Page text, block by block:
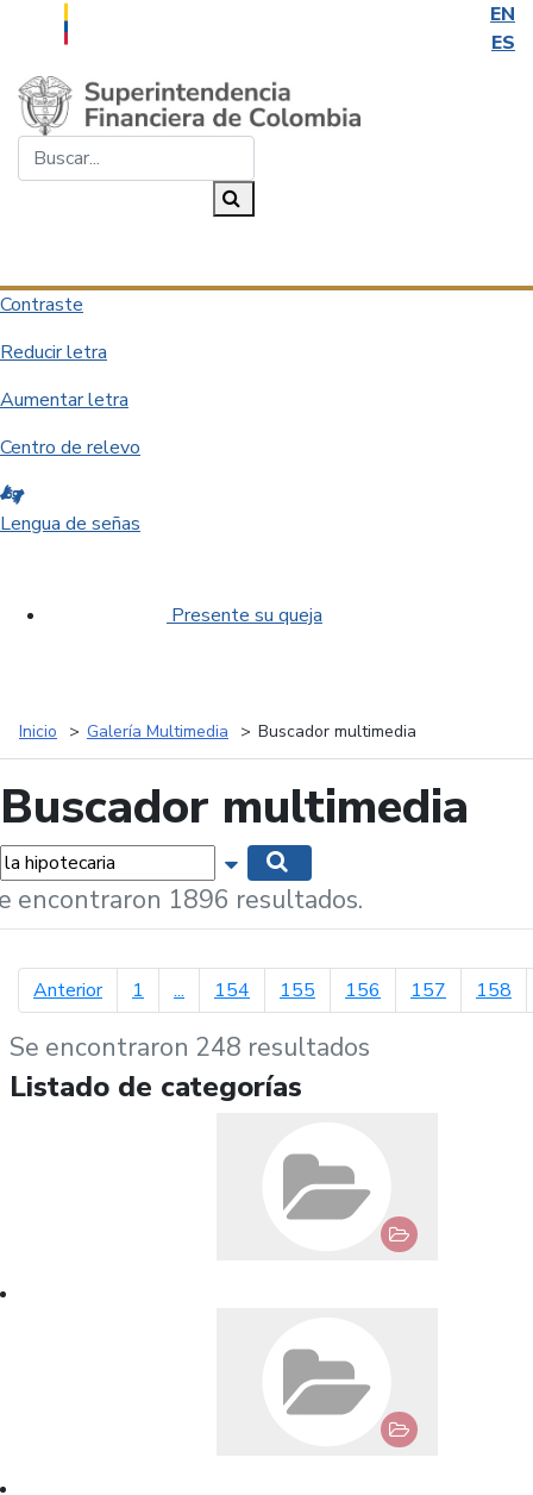
EN
ES
Saltar al contenido principal
Contraste
Reducir letra
Aumentar letra
Centro de relevo
Lengua de señas
Presente su queja
Inicio Galería Multimedia Buscador multimedia
Buscador multimedia
Mostrar opciones de búsqueda
encontraron 1896 resultados.
Anteriorpágina anterior
1 ... 154 155 156 157 158
Se encontraron 248 resultados
Listado de categorías